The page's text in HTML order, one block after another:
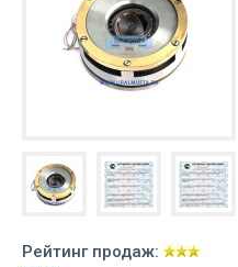
Рейтинг продаж: